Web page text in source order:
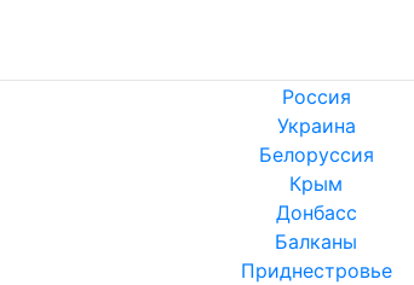
Россия
Украина
Белоруссия
Крым
Донбасс
Балканы
Приднестровье